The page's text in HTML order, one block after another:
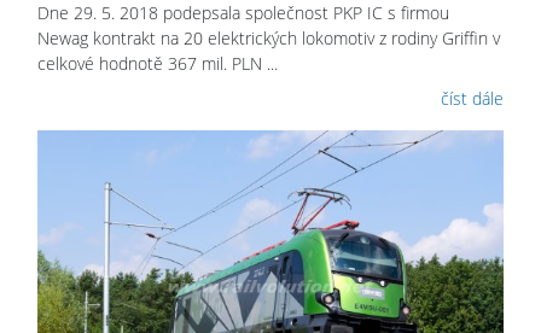
Dne 29. 5. 2018 podepsala společnost PKP IC s firmou
Newag kontrakt na 20 elektrických lokomotiv z rodiny Griffin v
celkové hodnotě 367 mil. PLN ...
číst dále